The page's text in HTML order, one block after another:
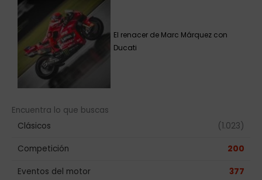
El renacer de Marc Márquez con
Ducati
Encuentra lo que buscas
Clásicos
(1.023)
Competición 200
Eventos del motor 377